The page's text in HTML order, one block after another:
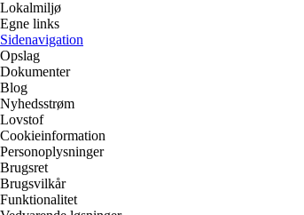
Lokalmiljø
Egne links
Sidenavigation
Opslag
Dokumenter
Blog
Nyhedsstrøm
Lovstof
Cookieinformation
Personoplysninger
Brugsret
Brugsvilkår
Funktionalitet